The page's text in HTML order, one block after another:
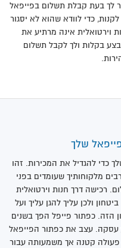
לך בעת קבלת תשלום בפייפאל
כדי לוודא שהוא לא יסגור
וירטואלית אינה מרתיע את
בקלות ולך לקבל תשלום
שלך
כדי להגדיל את המכירות. זהו
מלקוחותיך שעומדים בפני
רכישה דרך חנות וירטואלית
ולכן עליך להגן עליך ועל
הזה. כפתור פייפל הפך בשנים
עסקה. עצב את כפתור הפייפאל
פעולה קטנה אך משמעותה עבור